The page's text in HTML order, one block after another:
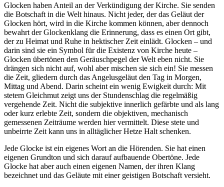
Glocken haben Anteil an der Verkündigung der Kirche. Sie senden
die Botschaft in die Welt hinaus. Nicht jeder, der das Geläut der
Glocken hört, wird in die Kirche kommen können, aber dennoch
bewahrt der Glockenklang die Erinnerung, dass es einen Ort gibt,
der zu Heimat und Ruhe in hektischer Zeit einlädt. Glocken – und
darin sind sie ein Symbol für die Existenz von Kirche heute –
Glocken übertönen den Geräuschpegel der Welt eben nicht. Sie
drängen sich nicht auf, wohl aber mischen sie sich ein! Sie messen
die Zeit, gliedern durch das Angelusgeläut den Tag in Morgen,
Mittag und Abend. Darin scheint ein wenig Ewigkeit durch: Mit
stetem Gleichmut zeigt uns der Stundenschlag die regelmäßig
vergehende Zeit. Nicht die subjektive innerlich gefärbte und als lang
oder kurz erlebte Zeit, sondern die objektiven, mechanisch
gemessenen Zeiträume werden hier vermittelt. Diese stete und
unbeirrte Zeit kann uns in alltäglicher Hetze Halt schenken.
Jede Glocke ist ein eigenes Wort an die Hörenden. Sie hat einen
eigenen Grundton und sich darauf aufbauende Obertöne. Jede
Glocke hat aber auch einen eigenen Namen, der ihren Klang
bezeichnet und das Geläute mit einer geistigen Botschaft versieht.